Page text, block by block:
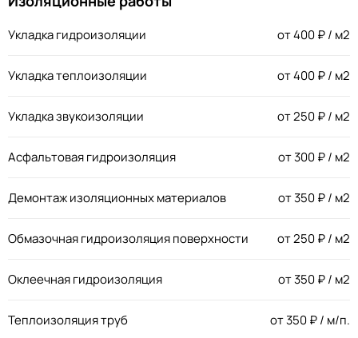
Укладка гидроизоляции от400₽ / м2
Укладка теплоизоляции от400₽ / м2
Укладка звукоизоляции от250₽ / м2
Асфальтовая гидроизоляция от300₽ / м2
Демонтаж изоляционных материалов от350₽ / м2
Обмазочная гидроизоляция поверхности от250₽ / м2
Оклеечная гидроизоляция от350₽ / м2
Теплоизоляция труб от350₽ / м/п.